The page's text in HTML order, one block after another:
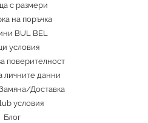
с размери
на поръчка
BUL BEL
условия
поверителност
личните данни
/Доставка
условия
Блог